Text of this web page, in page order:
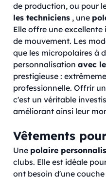
de production, ou pour
les techniciens, une
Elle offre une
de mouvement. Les
que les micropolaires à
personnalisation avec
prestigieuse :
professionnelle. Offrir
c'est un véritable
améliorant ainsi leur
Vêtements
Une polaire
clubs. Elle est idéale
ont besoin d'une